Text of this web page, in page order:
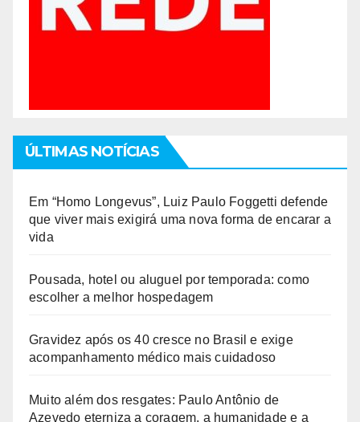
ÚLTIMAS NOTÍCIAS
Em “Homo Longevus”, Luiz Paulo Foggetti defende
que viver mais exigirá uma nova forma de encarar a
vida
Pousada, hotel ou aluguel por temporada: como
escolher a melhor hospedagem
Gravidez após os 40 cresce no Brasil e exige
acompanhamento médico mais cuidadoso
Muito além dos resgates: Paulo Antônio de
Azevedo eterniza a coragem, a humanidade e a